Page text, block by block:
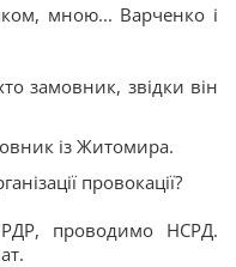
мною... Варченко і
замовник, звідки він
із Житомира.
провокації?
проводимо НСРД.